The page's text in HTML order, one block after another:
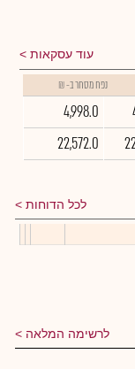
עוד עסקאות
נפח מסחר ב- ₪
4,998.0
22,572.0
לכל הדוחות
לרשימה המלאה